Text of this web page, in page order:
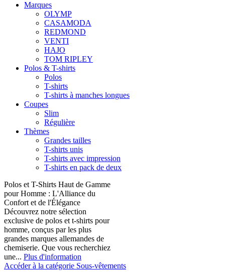
Marques
OLYMP
CASAMODA
REDMOND
VENTI
HAJO
TOM RIPLEY
Polos & T-shirts
Polos
T-shirts
T-shirts à manches longues
Coupes
Slim
Régulière
Thèmes
Grandes tailles
T-shirts unis
T-shirts avec impression
T-shirts en pack de deux
Polos et T-Shirts Haut de Gamme
pour Homme : L'Alliance du
Confort et de l'Élégance
Découvrez notre sélection
exclusive de polos et t-shirts pour
homme, conçus par les plus
grandes marques allemandes de
chemiserie. Que vous recherchiez
une... Plus d'information
Accéder à la catégorie Sous-vêtements